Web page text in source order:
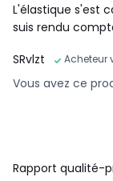
L'élastique s'est
suis rendu
SRvlzt
Acheteur
Vous avez ce
Rapport qualité-